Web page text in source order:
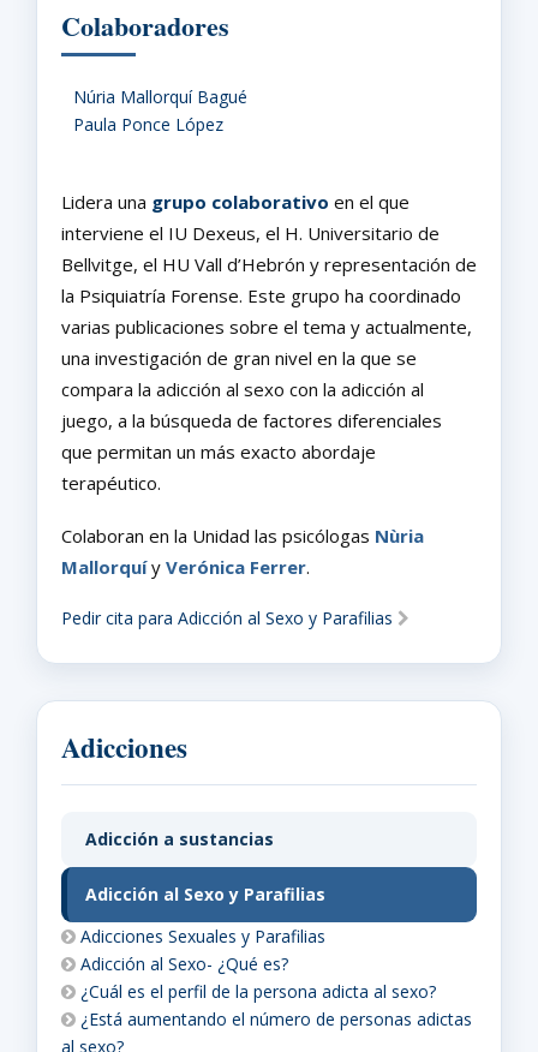
Colaboradores
Núria Mallorquí Bagué
Paula Ponce López
Lidera una grupo colaborativo en el que
interviene el IU Dexeus, el H. Universitario de
Bellvitge, el HU Vall d’Hebrón y representación de
la Psiquiatría Forense. Este grupo ha coordinado
varias publicaciones sobre el tema y actualmente,
una investigación de gran nivel en la que se
compara la adicción al sexo con la adicción al
juego, a la búsqueda de factores diferenciales
que permitan un más exacto abordaje
terapéutico.
Colaboran en la Unidad las psicólogas Nùria
Mallorquíy Verónica Ferrer.
Pedir cita para Adicción al Sexo y Parafilias
Adicciones
Adicción a sustancias
Adicción al Sexo y Parafilias
Adicciones Sexuales y Parafilias
Adicción al Sexo- ¿Qué es?
¿Cuál es el perfil de la persona adicta al sexo?
¿Está aumentando el número de personas adictas
al sexo?